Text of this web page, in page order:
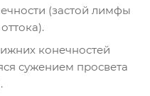
(застой лимфы
конечностей
сужением просвета